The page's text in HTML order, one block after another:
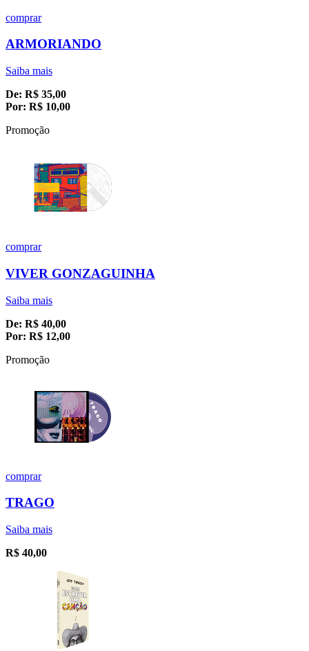
comprar
ARMORIANDO
Saiba mais
De: R$ 35,00
Por: R$ 10,00
Promoção
comprar
VIVER GONZAGUINHA
Saiba mais
De: R$ 40,00
Por: R$ 12,00
Promoção
comprar
TRAGO
Saiba mais
R$ 40,00